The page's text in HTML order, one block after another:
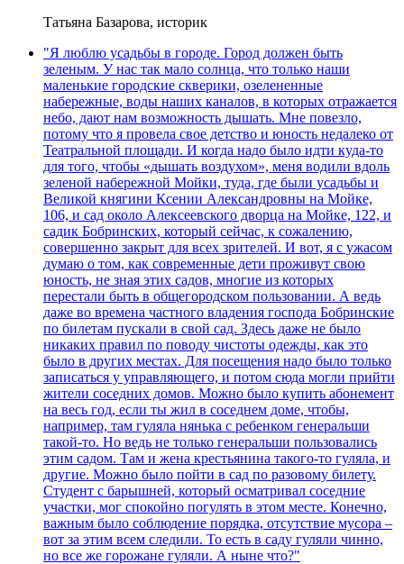
Татьяна Базарова, историк
"Я люблю усадьбы в городе. Город должен быть
зеленым. У нас так мало солнца, что только наши
маленькие городские скверики, озелененные
набережные, воды наших каналов, в которых отражается
небо, дают нам возможность дышать. Мне повезло,
потому что я провела свое детство и юность недалеко от
Театральной площади. И когда надо было идти куда-то
для того, чтобы «дышать воздухом», меня водили вдоль
зеленой набережной Мойки, туда, где были усадьбы и
Великой княгини Ксении Александровны на Мойке,
106, и сад около Алексеевского дворца на Мойке, 122, и
садик Бобринских, который сейчас, к сожалению,
совершенно закрыт для всех зрителей. И вот, я с ужасом
думаю о том, как современные дети проживут свою
юность, не зная этих садов, многие из которых
перестали быть в общегородском пользовании. А ведь
даже во времена частного владения господа Бобринские
по билетам пускали в свой сад. Здесь даже не было
никаких правил по поводу чистоты одежды, как это
было в других местах. Для посещения надо было только
записаться у управляющего, и потом сюда могли прийти
жители соседних домов. Можно было купить абонемент
на весь год, если ты жил в соседнем доме, чтобы,
например, там гуляла нянька с ребенком генеральши
такой-то. Но ведь не только генеральши пользовались
этим садом. Там и жена крестьянина такого-то гуляла, и
другие. Можно было пойти в сад по разовому билету.
Студент с барышней, который осматривал соседние
участки, мог спокойно погулять в этом месте. Конечно,
важным было соблюдение порядка, отсутствие мусора –
вот за этим всем следили. То есть в саду гуляли чинно,
но все же горожане гуляли. А ныне что?"